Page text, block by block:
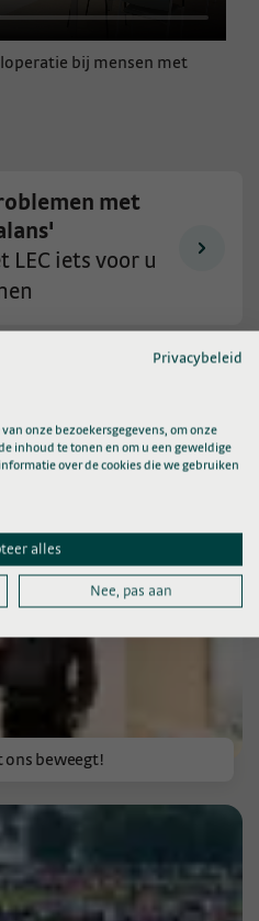
bij mensen met
met
LEC iets voor u
ons beweegt!
Privacybeleid
onze bezoekersgegevens, om onze
inhoud te tonen en om u een geweldige
over de cookies die we gebruiken
alles
Nee, pas aan